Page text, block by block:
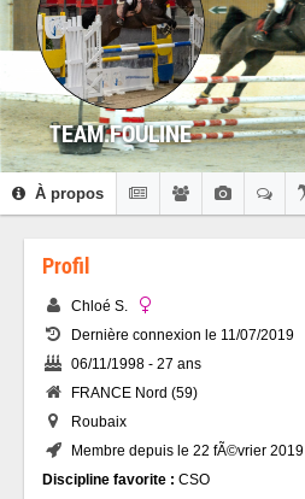
TEAM.FOULINE
À propos
Profil
Chloé S.
Dernière connexion le 11/07/2019
06/11/1998 - 27 ans
FRANCE Nord (59)
Roubaix
Membre depuis le 22 fÃ©vrier 2019
Discipline favorite : CSO